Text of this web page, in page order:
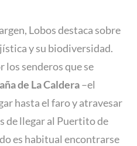
Lobos destaca sobre
y su biodiversidad.
los senderos que se
de La Caldera–el
hasta el faro y atravesar
de llegar al Puertito de
es habitual encontrarse